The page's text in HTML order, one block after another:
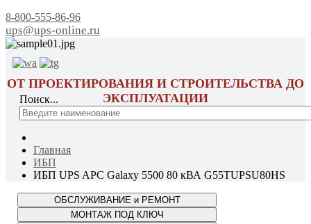
8-800-555-86-96
ups@ups-online.ru
ОТ ПРОЕКТИРОВАНИЯ И СТРОИТЕЛЬСТВА ДО
ЭКСПЛУАТАЦИИ
Поиск...
Главная
ИБП
ИБП UPS APC Galaxy 5500 80 кВА G55TUPSU80HS